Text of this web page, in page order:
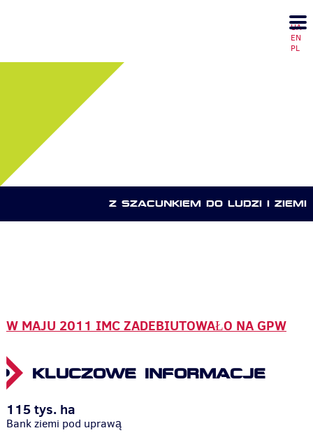
UA
EN
PL
Z SZACUNKIEM DO LUDZI I ZIEMI
W MAJU 2011 IMC ZADEBIUTOWAŁO NA GPW
KLUCZOWE INFORMACJE
115 tys. ha
Bank ziemi pod uprawą